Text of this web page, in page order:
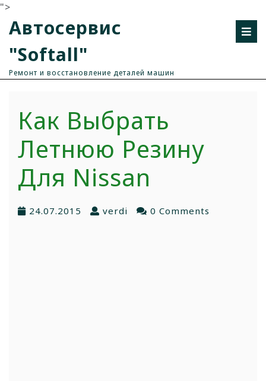
">
Автосервис
"Softall"
Ремонт и восстановление деталей машин
Как Выбрать
Летнюю Резину
Для Nissan
24.07.2015 verdi 0 Comments